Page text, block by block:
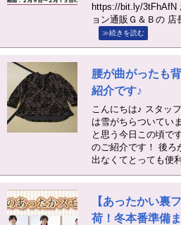
https://bit.ly/3tFhAfN
ョン通販Ｇ＆Ｂの
≫続きを読む
腰が曲がったも
紹介です♪
こんにちは♪ スタッ
は雪がちらついてい
と思う今日この頃で
のご紹介です！ 後ろ
出なくてとっても便
【あったかい裏
荷！冬本番準備